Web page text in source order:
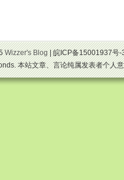
Wizzer's Blog| 皖ICP备15001937号
本站文章、言论纯属发表者个人